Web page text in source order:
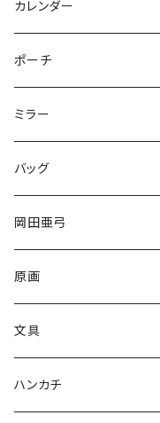
HISASHI IGARASHI
カレンダー
ポーチ
ミラー
バッグ
岡田亜弓
原画
文具
ハンカチ